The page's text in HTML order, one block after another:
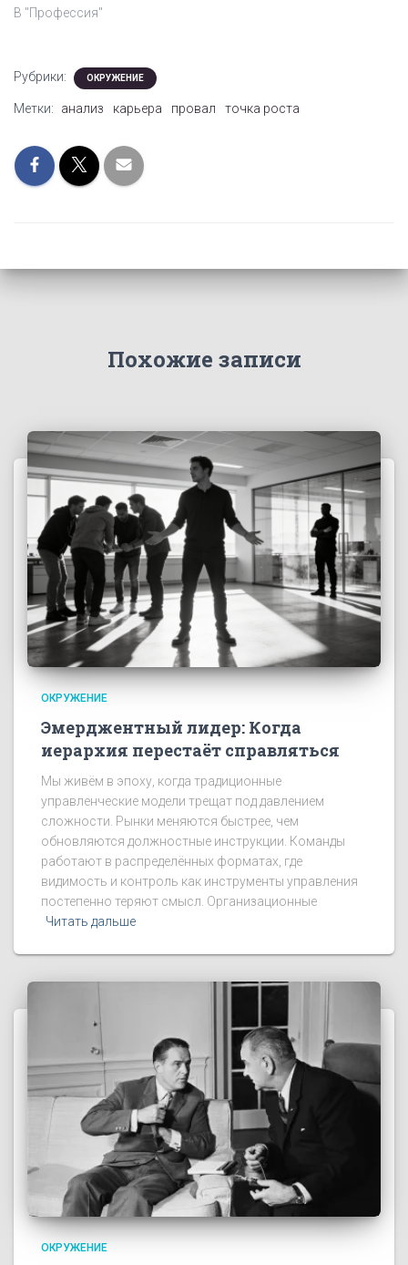
В "Профессия"
Рубрики: ОКРУЖЕНИЕ
Метки: анализ карьера провал точка роста
Похожие записи
ОКРУЖЕНИЕ
Эмерджентный лидер: Когда
иерархия перестаёт справляться
Мы живём в эпоху, когда традиционные
управленческие модели трещат под давлением
сложности. Рынки меняются быстрее, чем
обновляются должностные инструкции. Команды
работают в распределённых форматах, где
видимость и контроль как инструменты управления
постепенно теряют смысл. Организационные
Читать дальше
ОКРУЖЕНИЕ